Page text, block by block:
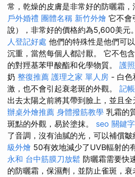
常，乾燥的皮膚是非常好的防曬霜，
戶外婚禮 團體名稱 新竹外燴 它不會
說），非常好的價格約為5,600美元
人登記好處 他們的特殊性是他們可
沉重，當然每個人都討厭。 它不包
的對羥基苯甲酸酯和化學物質。 護
奶 整復推薦 護理之家 單人房 - 白色
激，也不會引起衰老斑的外觀。 記
出去太陽之前將其帶到臉上，並且全
辦桌外燴推薦 身體撥筋教學 乳霜的
斑點的外觀，易於塗抹。 seo 關鍵字
了音調，沒有油膩的光，可以補償皺
級外燴 50有效地減少了UVB輻射的
永和 台中筋膜刀放鬆 防曬霜需要快
的防曬霜，保濕劑，並防止雀斑，衰